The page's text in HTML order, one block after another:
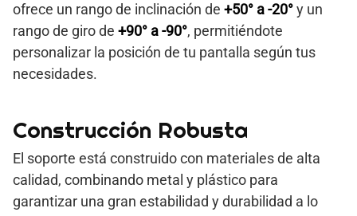
ofrece un rango de inclinación de +50° a -20°y un
rango de giro de +90° a -90°, permitiéndote
personalizar la posición de tu pantalla según tus
necesidades.
Construcción Robusta
El soporte está construido con materiales de alta
calidad, combinando metal y plástico para
garantizar una gran estabilidad y durabilidad a lo